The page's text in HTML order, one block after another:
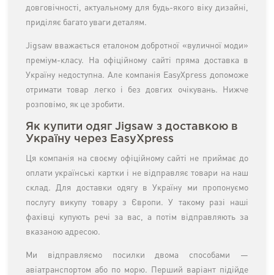
довговічності, актуальному для будь-якого віку дизайні,
приділяє багато уваги деталям.
Jigsaw вважається еталоном добротної «вуличної моди»
преміум-класу. На офіційному сайті пряма доставка в
Україну недоступна. Але компанія EasyXpress допоможе
отримати товар легко і без довгих очікувань. Нижче
розповімо, як це зробити.
Як купити одяг Jigsaw з доставкою в
Україну через EasyXpress
Ця компанія на своєму офіційному сайті не приймає до
оплати українські картки і не відправляє товари на наш
склад. Для доставки одягу в Україну ми пропонуємо
послугу викупу товару з Європи. У такому разі наші
фахівці купують речі за вас, а потім відправляють за
вказаною адресою.
Ми відправляємо посилки двома способами —
авіатранспортом або по морю. Перший варіант підійде